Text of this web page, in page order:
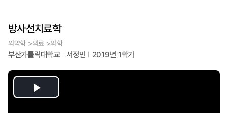
방사선치료학
의약학 >의료 >의학
부산가톨릭대학교 서정민 2019년 1학기
Play